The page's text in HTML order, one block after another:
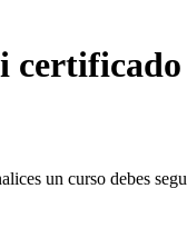
un curso debes